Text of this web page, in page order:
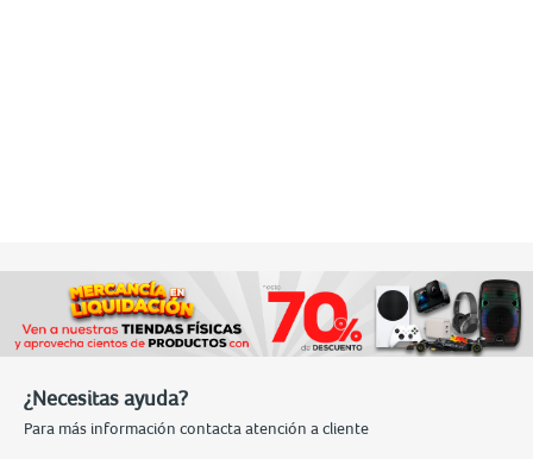
¿Necesitas ayuda?
Para más información contacta atención a cliente